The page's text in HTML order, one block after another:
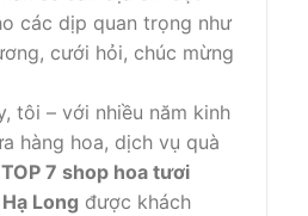
các dịp quan trọng như
cưới hỏi, chúc mừng
tôi – với nhiều năm kinh
hàng hoa, dịch vụ quà
TOP 7 shop hoa tươi
Long được khách